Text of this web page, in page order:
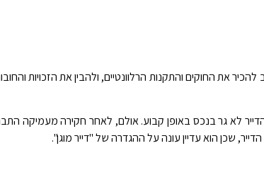
את החוקים והתקנות הרלוונטיים, ולהבין את הזכויות
לא גר בנכס באופן קבוע. אולם, לאחר חקירה
שכן הוא עדיין עונה על ההגדרה של "דייר מוגן".